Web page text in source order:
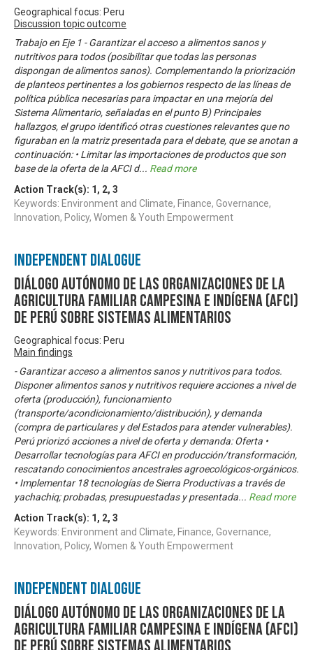
Geographical focus: Peru
Discussion topic outcome
Trabajo en Eje 1 - Garantizar el acceso a alimentos sanos y
nutritivos para todos (posibilitar que todas las personas
dispongan de alimentos sanos). Complementando la priorización
de planteos pertinentes a los gobiernos respecto de las líneas de
política pública necesarias para impactar en una mejoría del
Sistema Alimentario, señaladas en el punto B) Principales
hallazgos, el grupo identificó otras cuestiones relevantes que no
figuraban en la matriz presentada para el debate, que se anotan a
continuación: • Limitar las importaciones de productos que son
base de la oferta de la AFCI d... Read more
Action Track(s): 1 , 2, 3
Keywords: Environment and Climate, Finance, Governance,
Innovation, Policy, Women & Youth Empowerment
Independent Dialogue
Diálogo Autónomo de las Organizaciones de la
Agricultura Familiar Campesina e Indígena (AFCI)
de Perú sobre Sistemas Alimentarios
Geographical focus: Peru
Main findings
- Garantizar acceso a alimentos sanos y nutritivos para todos.
Disponer alimentos sanos y nutritivos requiere acciones a nivel de
oferta (producción), funcionamiento
(transporte/acondicionamiento/distribución), y demanda
(compra de particulares y del Estados para atender vulnerables).
Perú priorizó acciones a nivel de oferta y demanda: Oferta •
Desarrollar tecnologías para AFCI en producción/transformación,
rescatando conocimientos ancestrales agroecológicos-orgánicos.
• Implementar 18 tecnologías de Sierra Productivas a través de
yachachiq; probadas, presupuestadas y presentada... Read more
Action Track(s): 1 , 2, 3
Keywords: Environment and Climate, Finance, Governance,
Innovation, Policy, Women & Youth Empowerment
Independent Dialogue
Diálogo Autónomo de las Organizaciones de la
Agricultura Familiar Campesina e Indígena (AFCI)
de Perú sobre Sistemas Alimentarios